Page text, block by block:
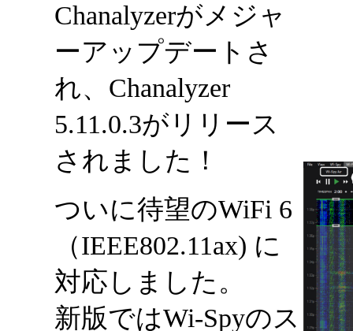
Chanalyzerがメジャ
ーアップデートさ
れ、Chanalyzer
5.11.0.3がリリース
されました！
ついに待望のWiFi 6
（IEEE802.11ax) に
対応しました。
新版ではWi-Spyのス